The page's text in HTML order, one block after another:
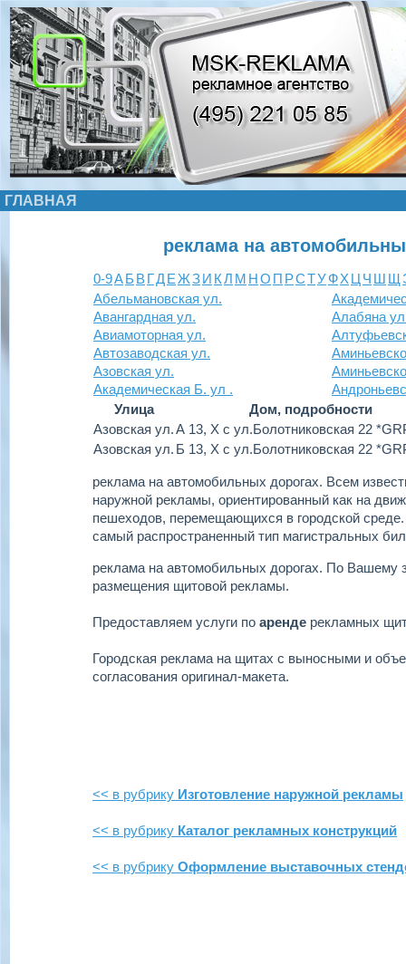
ГЛАВНАЯ
реклама на
0-9АБ ВГДЕЖЗИ КЛ М НО П РСТУФХ Ц Ч Ш Щ
Абельмановская ул.
Авангардная ул.
Авиамоторная ул.
Автозаводская ул.
Азовская ул.
Академическая Б. ул .
Алабяна
Улица
Дом, подробности
Азовская ул.А 13, Х с ул.Болотниковская 22
Азовская ул. Б 13, Х с ул.Болотниковская 22
реклама на автомобильных дорогах. Всем
наружной рекламы, ориентированный как на
пешеходов, перемещающихся в городской
самый распространенный тип магистральных
реклама на автомобильных дорогах. По Вашему
размещения щитовой рекламы.
Предоставляем услуги по аренде рекламных
Городская реклама на щитах с выносными и
согласования оригинал-макета.
<< в рубрику Изготовление наружной рекламы
<< в рубрику Каталог рекламных конструкций
<< в рубрику Оформление выставочных